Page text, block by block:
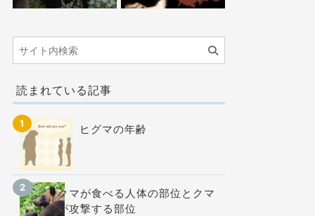
読まれている記事
ヒグマの年齢
クマが食べる人体の部位とクマ
が攻撃する部位